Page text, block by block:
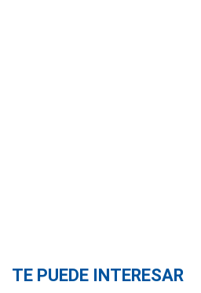
TE PUEDE INTERESAR